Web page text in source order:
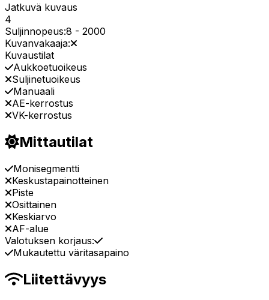
Jatkuvä kuvaus
4
Suljinnopeus:8 - 2000
Kuvanvakaaja:
Kuvaustilat
Aukkoetuoikeus
Suljinetuoikeus
Manuaali
AE-kerrostus
VK-kerrostus
Mittautilat
Monisegmentti
Keskustapainotteinen
Piste
Osittainen
Keskiarvo
AF-alue
Valotuksen korjaus:
Mukautettu väritasapaino
Liitettävyys